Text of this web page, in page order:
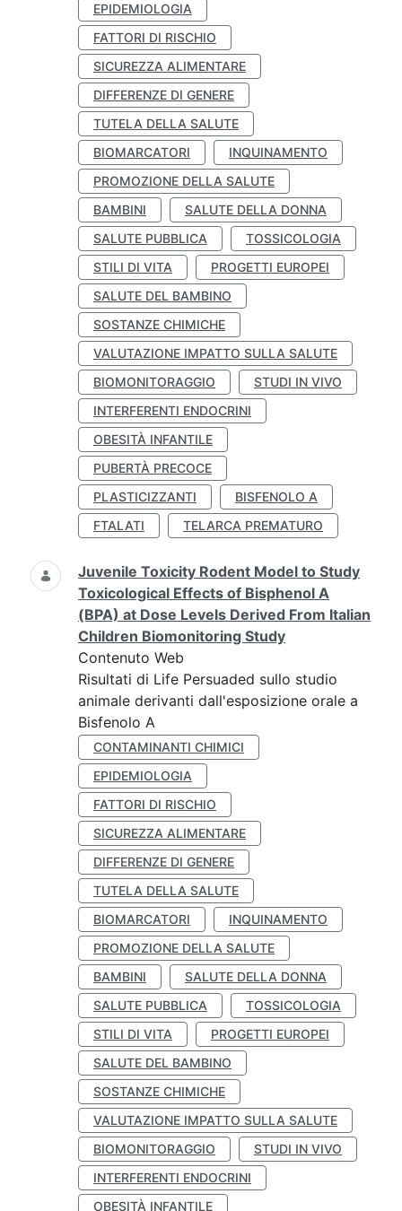
EPIDEMIOLOGIA
FATTORI DI RISCHIO
SICUREZZA ALIMENTARE
DIFFERENZE DI GENERE
TUTELA DELLA SALUTE
BIOMARCATORI
INQUINAMENTO
PROMOZIONE DELLA SALUTE
BAMBINI
SALUTE DELLA DONNA
SALUTE PUBBLICA
TOSSICOLOGIA
STILI DI VITA
PROGETTI EUROPEI
SALUTE DEL BAMBINO
SOSTANZE CHIMICHE
VALUTAZIONE IMPATTO SULLA SALUTE
BIOMONITORAGGIO
STUDI IN VIVO
INTERFERENTI ENDOCRINI
OBESITÀ INFANTILE
PUBERTÀ PRECOCE
PLASTICIZZANTI
BISFENOLO A
FTALATI
TELARCA PREMATURO
Juvenile Toxicity Rodent Model to Study
Toxicological Effects of Bisphenol A
(BPA) at Dose Levels Derived From Italian
Children Biomonitoring Study
Contenuto Web
Risultati di Life Persuaded sullo studio
animale derivanti dall'esposizione orale a
Bisfenolo A
CONTAMINANTI CHIMICI
EPIDEMIOLOGIA
FATTORI DI RISCHIO
SICUREZZA ALIMENTARE
DIFFERENZE DI GENERE
TUTELA DELLA SALUTE
BIOMARCATORI
INQUINAMENTO
PROMOZIONE DELLA SALUTE
BAMBINI
SALUTE DELLA DONNA
SALUTE PUBBLICA
TOSSICOLOGIA
STILI DI VITA
PROGETTI EUROPEI
SALUTE DEL BAMBINO
SOSTANZE CHIMICHE
VALUTAZIONE IMPATTO SULLA SALUTE
BIOMONITORAGGIO
STUDI IN VIVO
INTERFERENTI ENDOCRINI
OBESITÀ INFANTILE